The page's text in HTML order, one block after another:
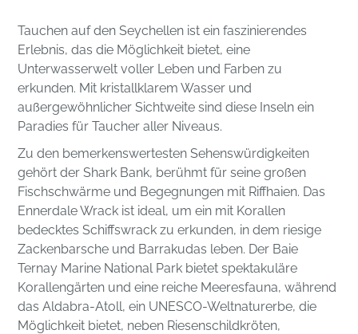
Tauchen auf den Seychellen ist ein faszinierendes
Erlebnis, das die Möglichkeit bietet, eine
Unterwasserwelt voller Leben und Farben zu
erkunden. Mit kristallklarem Wasser und
außergewöhnlicher Sichtweite sind diese Inseln ein
Paradies für Taucher aller Niveaus.
Zu den bemerkenswertesten Sehenswürdigkeiten
gehört der Shark Bank, berühmt für seine großen
Fischschwärme und Begegnungen mit Riffhaien. Das
Ennerdale Wrack ist ideal, um ein mit Korallen
bedecktes Schiffswrack zu erkunden, in dem riesige
Zackenbarsche und Barrakudas leben. Der Baie
Ternay Marine National Park bietet spektakuläre
Korallengärten und eine reiche Meeresfauna, während
das Aldabra-Atoll, ein UNESCO-Weltnaturerbe, die
Möglichkeit bietet, neben Riesenschildkröten,